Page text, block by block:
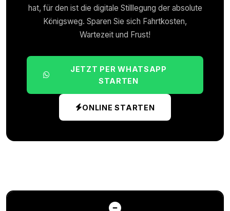
hat, für den ist die digitale Stilllegung der absolute
Königsweg. Sparen Sie sich Fahrtkosten,
Wartezeit und Frust!
JETZT PER WHATSAPP
STARTEN
ONLINE STARTEN